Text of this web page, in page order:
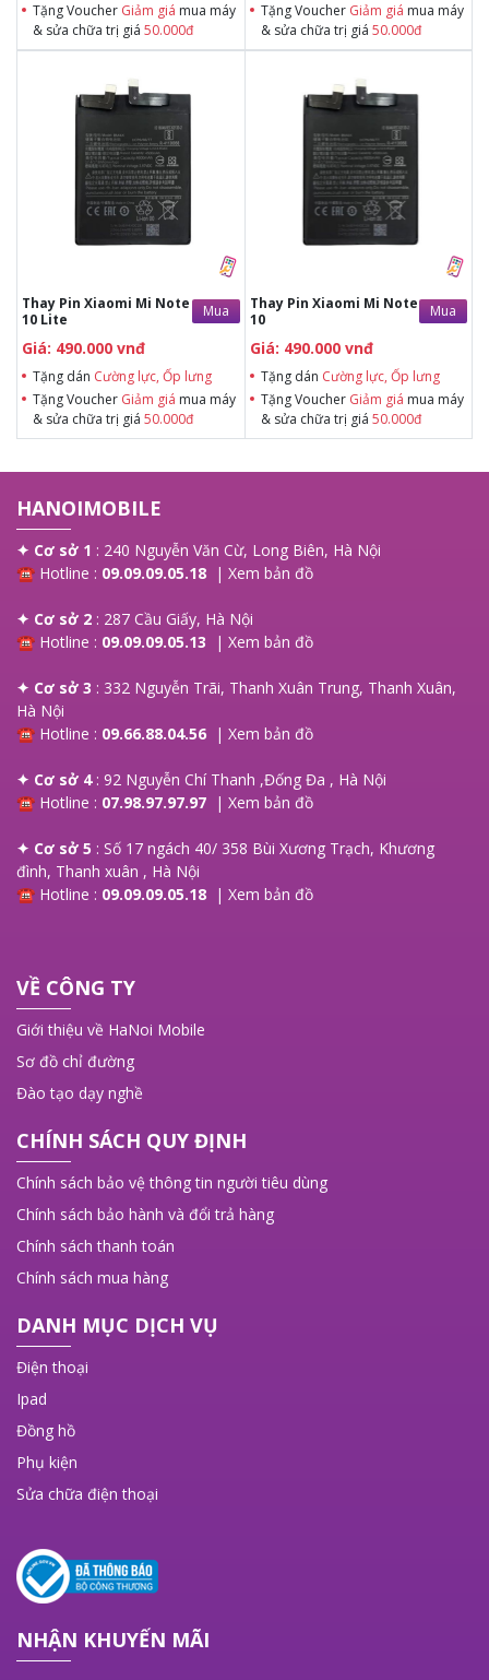
Tặng Voucher Giảm giá mua máy
& sửa chữa trị giá 50.000đ
Tặng Voucher Giảm giá mua máy
& sửa chữa trị giá 50.000đ
Thay Pin Xiaomi Mi Note
10 Lite
Mua
Giá: 490.000 vnđ
Tặng dán Cường lực, Ốp lưng
Tặng Voucher Giảm giá mua máy
& sửa chữa trị giá 50.000đ
Tặng dán Cường lực, Ốp lưng khi
Tặng Voucher Giảm giá mua máy
& sửa chữa trị giá 50.000đTặng dán
Cường lực, Ốp lưng khi mua BHV
Tặng Voucher Giảm giá mua máy
& sửa chữa trị giá 50.000đ
Thay Pin Xiaomi Mi Note
10
Mua
Giá: 490.000 vnđ
Tặng dán Cường lực, Ốp lưng
Tặng Voucher Giảm giá mua máy
& sửa chữa trị giá 50.000đ
Tặng dán Cường lực, Ốp lưng khi
Tặng Voucher Giảm giá mua máy
& sửa chữa trị giá 50.000đTặng dán
Cường lực, Ốp lưng khi mua BHV
Tặng Voucher Giảm giá mua máy
& sửa chữa trị giá 50.000đ
HANOIMOBILE
✦ Cơ sở 1 : 240 Nguyễn Văn Cừ, Long Biên, Hà Nội
☎ Hotline : 09.09.09.05.18 | Xem bản đồ
✦ Cơ sở 2 : 287 Cầu Giấy, Hà Nội
☎ Hotline : 09.09.09.05.13 | Xem bản đồ
✦ Cơ sở 3 : 332 Nguyễn Trãi, Thanh Xuân Trung, Thanh Xuân,
Hà Nội
☎ Hotline : 09.66.88.04.56 | Xem bản đồ
✦ Cơ sở 4: 92 Nguyễn Chí Thanh ,Đống Đa , Hà Nội
☎ Hotline : 07.98.97.97.97 | Xem bản đồ
✦ Cơ sở 5 : Số 17 ngách 40/ 358 Bùi Xương Trạch, Khương
đình, Thanh xuân , Hà Nội
☎ Hotline : 09.09.09.05.18 | Xem bản đồ
VỀ CÔNG TY
Giới thiệu về HaNoi Mobile
Sơ đồ chỉ đường
Đào tạo dạy nghề
CHÍNH SÁCH QUY ĐỊNH
Chính sách bảo vệ thông tin người tiêu dùng
Chính sách bảo hành và đổi trả hàng
Chính sách thanh toán
Chính sách mua hàng
DANH MỤC DỊCH VỤ
Điện thoại
Ipad
Đồng hồ
Phụ kiện
Sửa chữa điện thoại
NHẬN KHUYẾN MÃI